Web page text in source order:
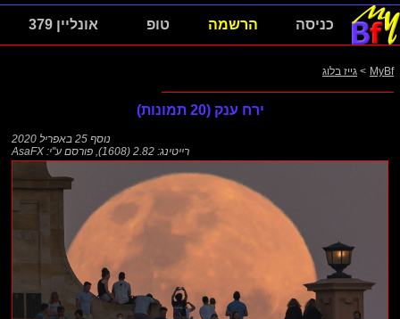
כניסה הרשמה טופ אונליין 379
MyBf
> גייז בלוג
ירח ענק (20 תמונות)
נוסף 25 באפריל 2020
רייטינג: 2.82 (1608)
, פורסם ע"י: AsaFX